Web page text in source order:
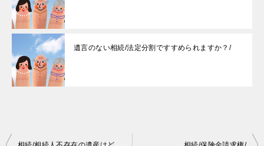
遺言のない相続/法定分割ですすめられますか？/
投